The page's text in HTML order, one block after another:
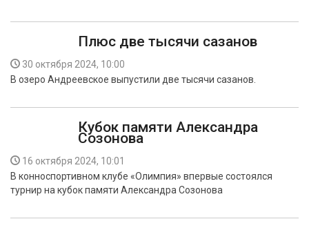
Плюс две тысячи сазанов
30 октября 2024, 10:00
В озеро Андреевское выпустили две тысячи сазанов.
Кубок памяти Александра
Созонова
16 октября 2024, 10:01
В конноспортивном клубе «Олимпия» впервые состоялся
турнир на кубок памяти Александра Созонова